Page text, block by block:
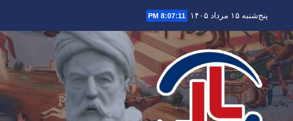
content
پنج‌شنبه ۱۵ مرداد ۱۴۰۵ 8:07:12 PM